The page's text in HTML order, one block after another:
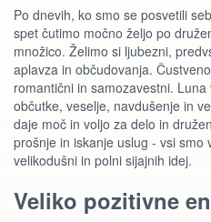
Po dnevih, ko smo se posvetili
spet čutimo močno željo po
množico. Želimo si ljubezni,
aplavza in občudovanja.
romantični in samozavestni.
občutke, veselje, navdušenje in
daje moč in voljo za delo in
prošnje in iskanje uslug - vsi smo
velikodušni in polni sijajnih idej.
Veliko pozitivne